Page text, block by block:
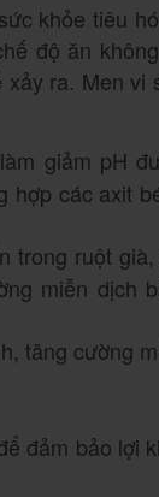
khỏe tiêu
độ ăn
ra. Men vi
giảm pH
các axit
trong ruột
miễn dịch
tăng cường
đảm bảo lợi